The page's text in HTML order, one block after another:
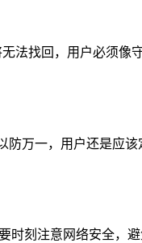
法找回，用户必须
防万一，用户还是应
时刻注意网络安全，